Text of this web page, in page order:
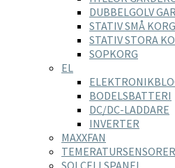
DUBBELGOLV
STATIV SMÅ
STATIV STORA
SOPKORG
EL
BODELSBATTERI
DC/DC-LADDARE
INVERTER
MAXXFAN
TEMERATURSENSORER
SOLCELLSPANEL